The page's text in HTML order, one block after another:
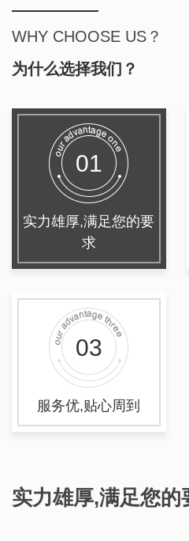
WHY CHOOSE US？
为什么选择我们？
01
实力雄厚,满足您的要
求
03
服务优,贴心周到
实力雄厚,满足您的